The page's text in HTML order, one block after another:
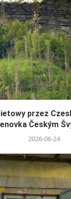
przez
Českým
2026-06-24